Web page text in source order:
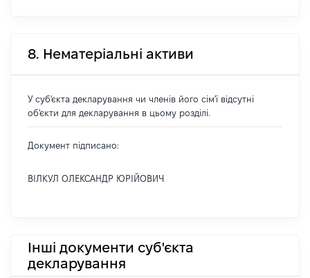
8. Нематеріальні активи
У суб'єкта декларування чи членів його сім'ї відсутні
об'єкти для декларування в цьому розділі.
Документ підписано:
ВІЛКУЛ ОЛЕКСАНДР ЮРІЙОВИЧ
Інші документи суб'єкта
декларування